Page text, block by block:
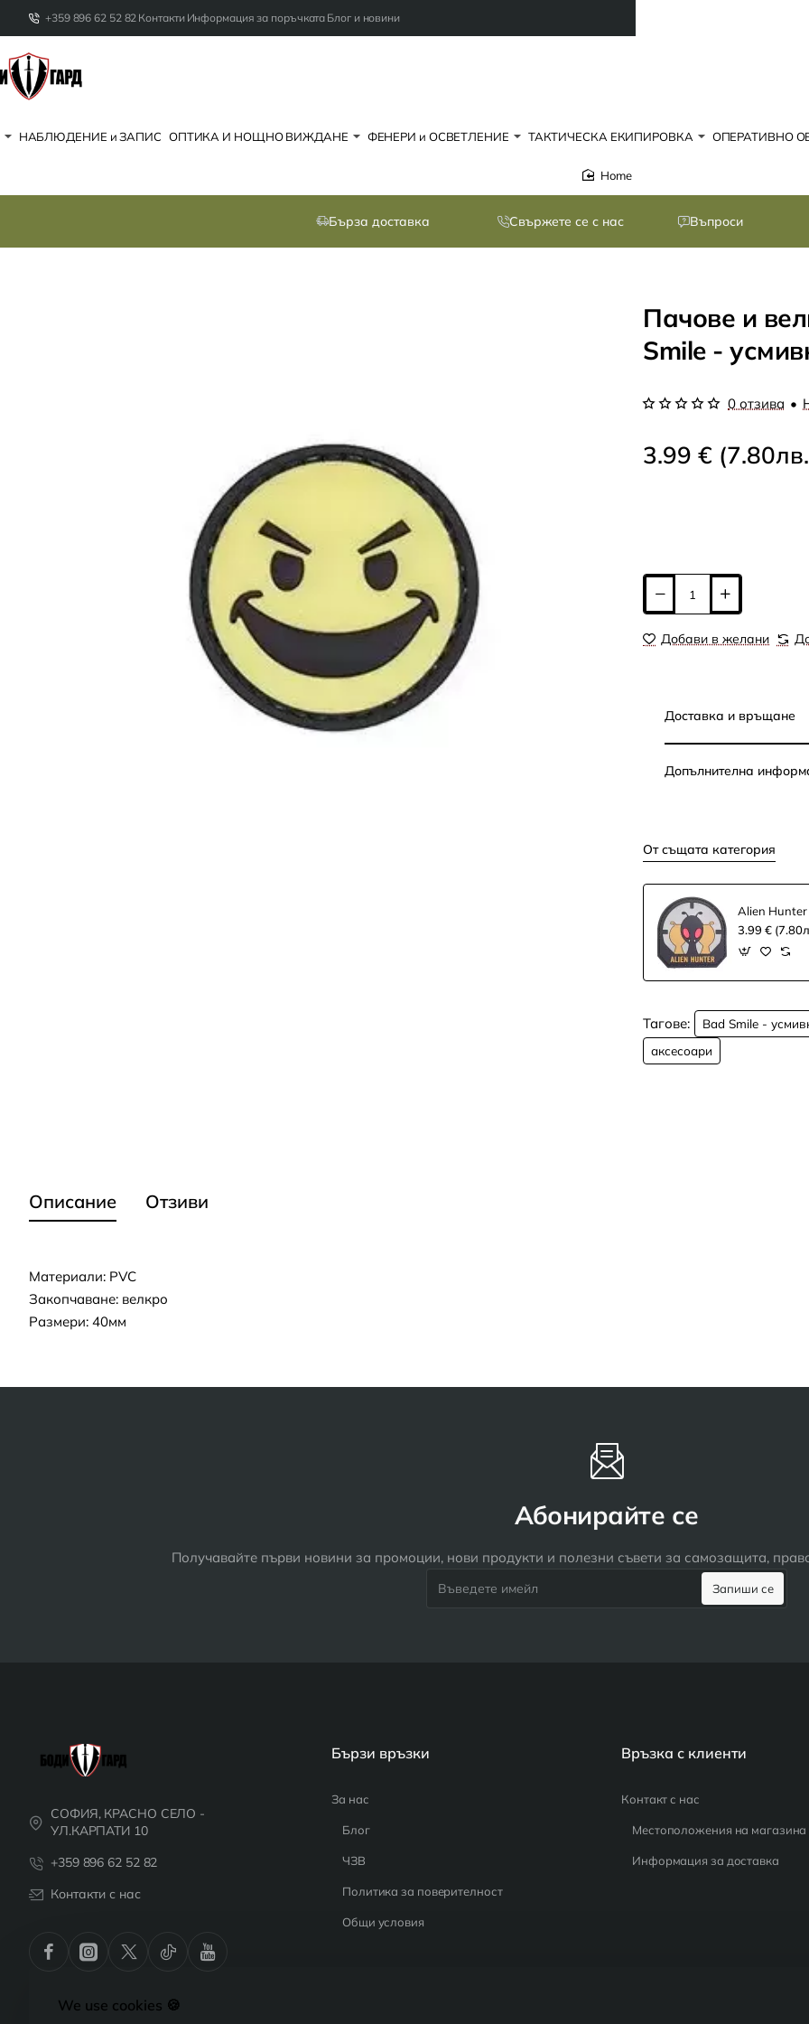
We use cookies 🍪
+359 896 62 52 82 Контакти Информация за поръчката Блог и новини
НАБЛЮДЕНИЕ и ЗАПИС ОПТИКА И НОЩНО ВИЖДАНЕ ФЕНЕРИ и ОСВЕТЛЕНИЕ ТАКТИЧЕСКА ЕКИПИРОВКА ОПЕРАТИВНО
Бърза доставка Свържете се с нас Въпроси
Пачове и
Smile -
0 отзива •
3.99 €
Добави в желани
Доставка и връщане
Допълнителна
От същата категория
Alien Hunter
3.99 €
Тагове: Bad Smile -
аксесоари
Описание Отзиви
Материали: PVC
Закопчаване: велкро
Размери: 40мм
Абонирайте се
Получавайте първи новини за промоции, нови продукти и полезни съвети за самозащита,
имейл
Запиши се
СОФИЯ, КРАСНО СЕЛО -
УЛ.КАРПАТИ 10
+359 896 62 52 82
Контакти с нас
Бързи връзки
За нас
Блог
ЧЗВ
Политика за поверителност
Общи условия
Връзка с клиенти
Контакт с нас
Местоположения на магазина
Информация за доставка